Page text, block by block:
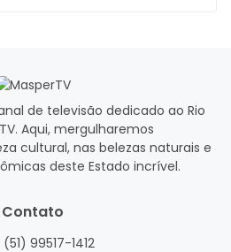
de televisão dedicado ao Rio
Aqui, mergulharemos
cultural, nas belezas naturais e
deste Estado incrível.
Contato
(51) 99517-1412